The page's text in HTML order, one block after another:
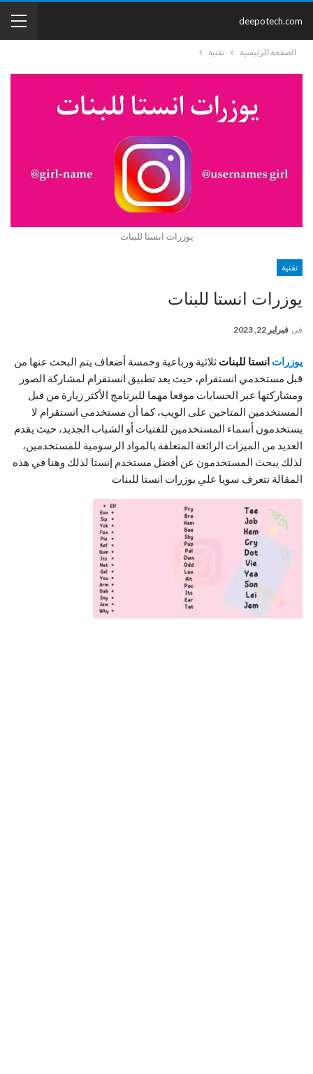
deepotech.com
الصفحة الرئيسية تقنية
يوزرات انستا للبنات
تقنية
يوزرات انستا للبنات
في فبراير 22, 2023
يوزرات انستا للبنات ثلاثية ورباعية وخمسة أضعاف يتم البحث عنها من
قبل مستخدمي انستقرام، حيث يعد تطبيق انستقرام لمشاركة الصور
ومشاركتها عبر الحسابات موقعا مهما للبرنامج الأكثر زيارة من قبل
المستخدمين المتاحين على الويب، كما أن مستخدمي انستقرام لا
يستخدمون أسماء المستخدمين للفتيات أو الشباب الجديد، حيث يقدم
العديد من الميزات الرائعة المتعلقة بالمواد الرسومية للمستخدمين،
لذلك يبحث المستخدمون عن أفضل مستخدم إنستا لذلك وهنا في هذه
المقالة نتعرف سويا علي يوزرات انستا للبنات